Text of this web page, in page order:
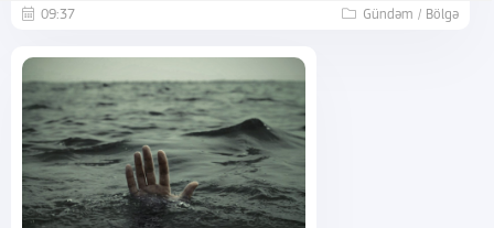
09:37 Gündəm / Bölgə